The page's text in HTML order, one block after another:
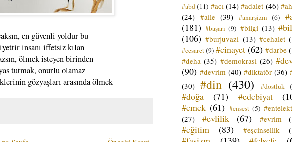
en güvenli yoldur bu
insanı iffetsiz kılan
ölmek isteyen birinden
tutmak, onurlu olamaz
gözyaşları arasında ölmek
#abd (11) #acı (14) #adalet (46)
(24) #aile (39) #anarşizm (6)
(181) #başarı (9) #bilgi (13)
(106) #burjuvazi (13) #cehalet
#cesaret(9) #cinayet (62) #darbe
#deha (35) #demokrasi (26)
(90) #devrim (40) #diktatör (36)
(30) #din (430) #dostluk
#doğa (71) #edebiyat
#emek (61) #ensest (5)
(27)
#evlilik (67) #evrim
#eğitim (83) #eşcinsellik